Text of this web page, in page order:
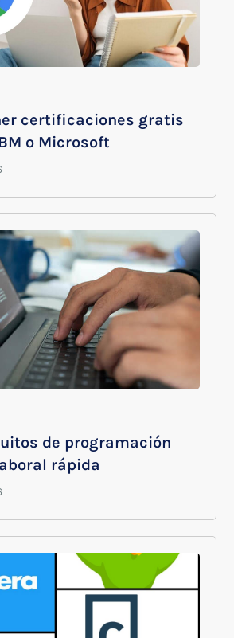
certificaciones gratis
o Microsoft
de programación
rápida